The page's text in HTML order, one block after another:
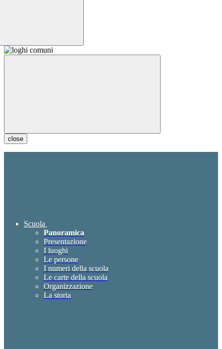
close
Scuola
Panoramica
Presentazione
I luoghi
Le persone
I numeri della scuola
Le carte della scuola
Organizzazione
La storia